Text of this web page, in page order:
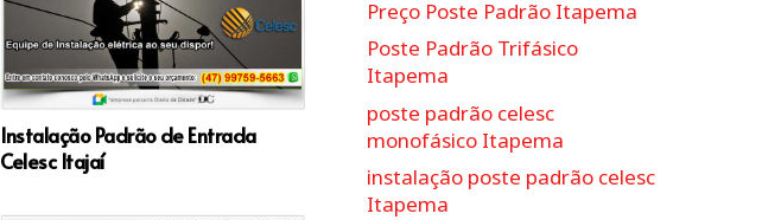
Instalação Padrão de Entrada
Celesc Itajaí
Preço Poste Padrão Itapema
Poste Padrão Trifásico
Itapema
poste padrão celesc
monofásico Itapema
instalação poste padrão celesc
Itapema